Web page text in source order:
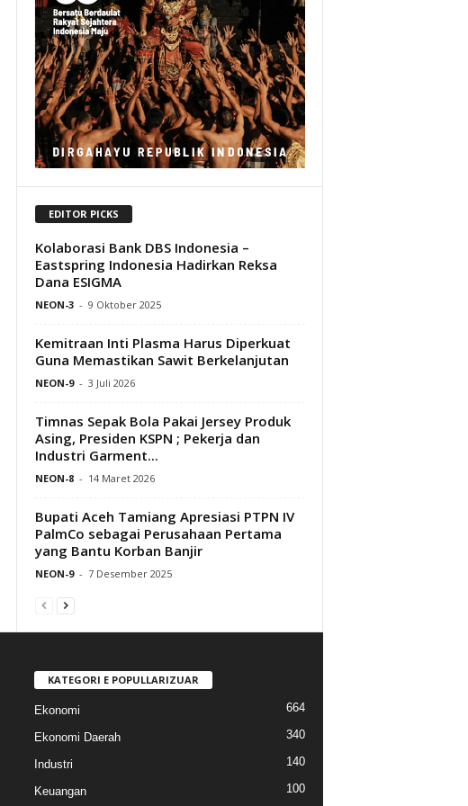
EDITOR PICKS
Kolaborasi Bank DBS Indonesia –
Eastspring Indonesia Hadirkan Reksa
Dana ESIGMA
NEON-3 - 9 Oktober 2025
Kemitraan Inti Plasma Harus Diperkuat
Guna Memastikan Sawit Berkelanjutan
NEON-9 - 3 Juli 2026
Timnas Sepak Bola Pakai Jersey Produk
Asing, Presiden KSPN ; Pekerja dan
Industri Garment...
NEON-8 - 14 Maret 2026
Bupati Aceh Tamiang Apresiasi PTPN IV
PalmCo sebagai Perusahaan Pertama
yang Bantu Korban Banjir
NEON-9 - 7 Desember 2025
KATEGORI E POPULLARIZUAR
Ekonomi 664
Ekonomi Daerah 340
Industri 140
Keuangan 100